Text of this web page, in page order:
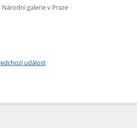
galerie v Praze
událost